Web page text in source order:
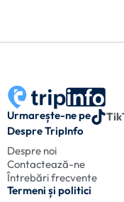
Urmarește-ne pe
Despre TripInfo
Despre noi
Contactează-ne
Întrebări frecvente
Termeni și politici